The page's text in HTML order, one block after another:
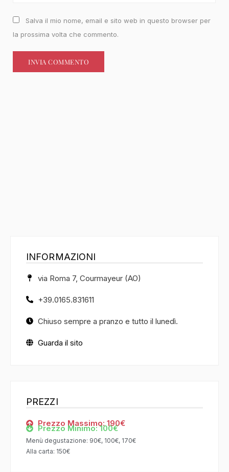
Salva il mio nome, email e sito web in questo browser per
la prossima volta che commento.
INFORMAZIONI
via Roma 7, Courmayeur (AO)
+39.0165.831611
Chiuso sempre a pranzo e tutto il lunedì.
Guarda il sito
PREZZI
Prezzo Massimo: 190€
Prezzo Minimo: 100€
Menù degustazione: 90€, 100€, 170€
Alla carta: 150€